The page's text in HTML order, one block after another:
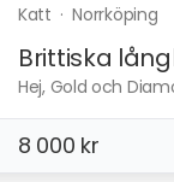
Katt ·Norrköping
Brittiska
Hej, Gold och
8 000 kr